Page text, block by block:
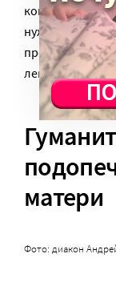
консультацию.
нуждающимся,
продукты,
лекарства.
матери
Фото: диакон